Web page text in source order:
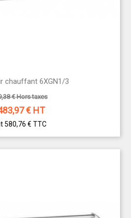
chauffant 6XGN1/3
€ Hors taxes
€ HT
580,76 € TTC